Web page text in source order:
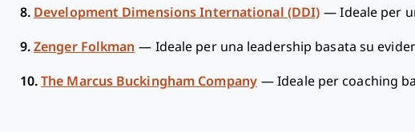
8. Development Dimensions International (DDI) —Ideale per
9. Zenger Folkman — Ideale per una leadership basata su
10. The Marcus Buckingham Company —Ideale per coaching